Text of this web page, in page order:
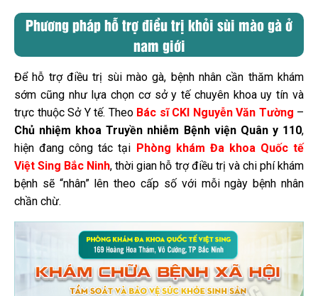
Phương pháp hỗ trợ điều trị khỏi sùi mào gà ở
nam giới
Để hỗ trợ điều trị sùi mào gà, bệnh nhân cần thăm khám
sớm cũng như lựa chọn cơ sở y tế chuyên khoa uy tín và
trực thuộc Sở Y tế. Theo Bác sĩ CKI Nguyễn Văn Tường –
Chủ nhiệm khoa Truyền nhiễm Bệnh viện Quân y 110,
hiện đang công tác tại Phòng khám Đa khoa Quốc tế
Việt Sing Bắc Ninh, thời gian hỗ trợ điều trị và chi phí khám
bệnh sẽ “nhân” lên theo cấp số với mỗi ngày bệnh nhân
chần chừ.